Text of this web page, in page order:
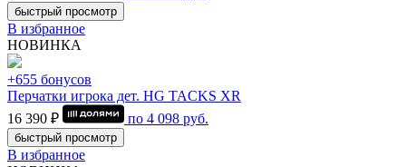
быстрый просмотр
В избранное
НОВИНКА
+655 бонусов
Перчатки игрока дет. HG TACKS XR
16 390 ₽
по 4 098 руб.
быстрый просмотр
В избранное